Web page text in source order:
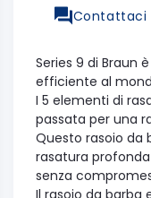
Contattaci
Series 9 di Braun
efficiente al
I 5 elementi di
passata per una
Questo rasoio da
rasatura
senza